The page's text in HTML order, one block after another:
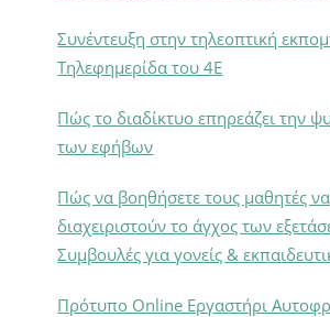
Συνέντευξη στην τηλεοπτική
Τηλεφημερίδα του 4Ε
Πώς το διαδίκτυο επηρεάζει την
των εφήβων
Πώς να βοηθήσετε τους μαθητές να
διαχειριστούν το άγχος των
Συμβουλές για γονείς &
Πρότυπο Online Εργαστήρι